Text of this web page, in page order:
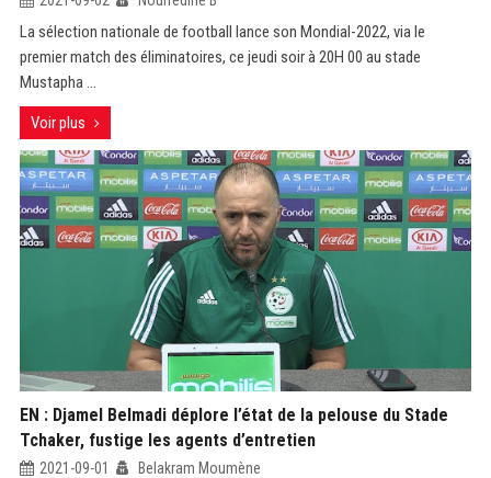
La sélection nationale de football lance son Mondial-2022, via le
premier match des éliminatoires, ce jeudi soir à 20H 00 au stade
Mustapha ...
Voir plus
EN : Djamel Belmadi déplore l’état de la pelouse du Stade
Tchaker, fustige les agents d’entretien
2021-09-01 Belakram Moumène